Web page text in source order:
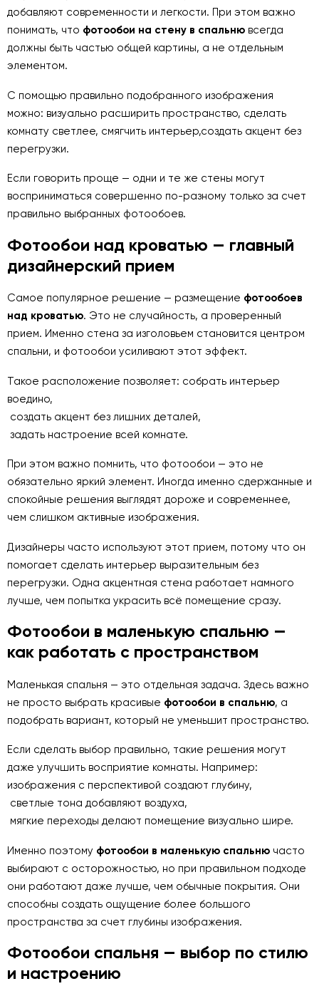
добавляют современности и легкости. При этом важно
понимать, что фотообои на стену в спальню всегда
должны быть частью общей картины, а не отдельным
элементом.
С помощью правильно подобранного изображения
можно: визуально расширить пространство, сделать
комнату светлее, смягчить интерьер,создать акцент без
перегрузки.
Если говорить проще — одни и те же стены могут
восприниматься совершенно по-разному только за счет
правильно выбранных фотообоев.
Фотообои над кроватью — главный
дизайнерский прием
Самое популярное решение — размещение фотообоев
над кроватью. Это не случайность, а проверенный
прием. Именно стена за изголовьем становится центром
спальни, и фотообои усиливают этот эффект.
Такое расположение позволяет: собрать интерьер
воедино,
создать акцент без лишних деталей,
задать настроение всей комнате.
При этом важно помнить, что фотообои — это не
обязательно яркий элемент. Иногда именно сдержанные и
спокойные решения выглядят дороже и современнее,
чем слишком активные изображения.
Дизайнеры часто используют этот прием, потому что он
помогает сделать интерьер выразительным без
перегрузки. Одна акцентная стена работает намного
лучше, чем попытка украсить всё помещение сразу.
Фотообои в маленькую спальню —
как работать с пространством
Маленькая спальня — это отдельная задача. Здесь важно
не просто выбрать красивые фотообои в спальню, а
подобрать вариант, который не уменьшит пространство.
Если сделать выбор правильно, такие решения могут
даже улучшить восприятие комнаты. Например:
изображения с перспективой создают глубину,
светлые тона добавляют воздуха,
мягкие переходы делают помещение визуально шире.
Именно поэтому фотообои в маленькую спальню часто
выбирают с осторожностью, но при правильном подходе
они работают даже лучше, чем обычные покрытия. Они
способны создать ощущение более большого
пространства за счет глубины изображения.
Фотообои спальня — выбор по стилю
и настроению